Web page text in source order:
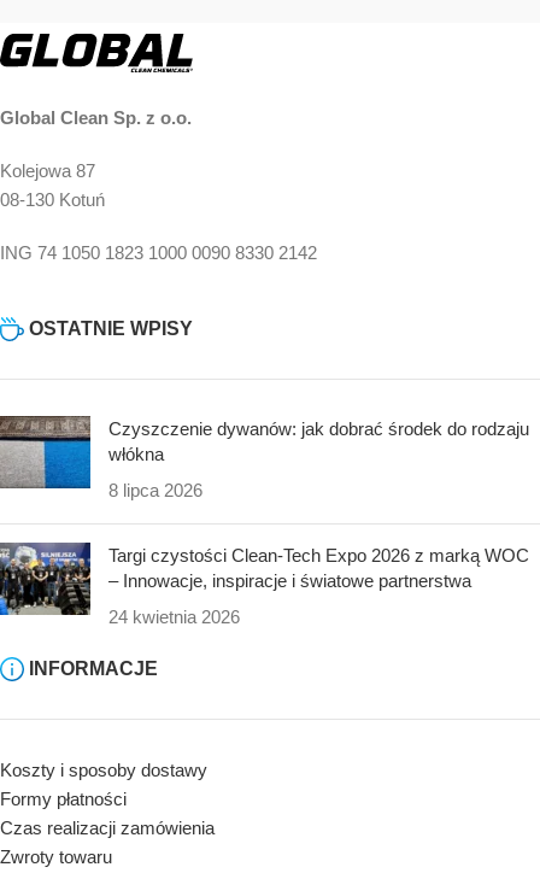
Global Clean Sp. z o.o.
Kolejowa 87
08-130 Kotuń
ING 74 1050 1823 1000 0090 8330 2142
OSTATNIE WPISY
Czyszczenie dywanów: jak dobrać środek do rodzaju
włókna
8 lipca 2026
Targi czystości Clean-Tech Expo 2026 z marką WOC
– Innowacje, inspiracje i światowe partnerstwa
24 kwietnia 2026
INFORMACJE
Koszty i sposoby dostawy
Formy płatności
Czas realizacji zamówienia
Zwroty towaru